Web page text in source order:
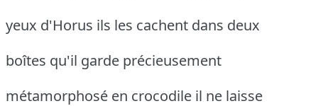
yeux d'Horus ils les cachent dans deux
boîtes qu'il garde précieusement
métamorphosé en crocodile il ne laisse